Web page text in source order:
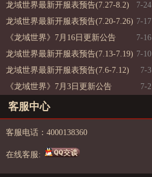
龙域世界最新开服表预告(7.27-8.2)
7-24
龙域世界最新开服表预告(7.20-7.26) 7-17
《龙域世界》7月16日更新公告
7-16
龙域世界最新开服表预告(7.13-7.19) 7-10
龙域世界最新开服表预告(7.6-7.12)
7-3
《龙域世界》7月3日更新公告
7-2
客服中心
客服电话：4000138360
在线客服: